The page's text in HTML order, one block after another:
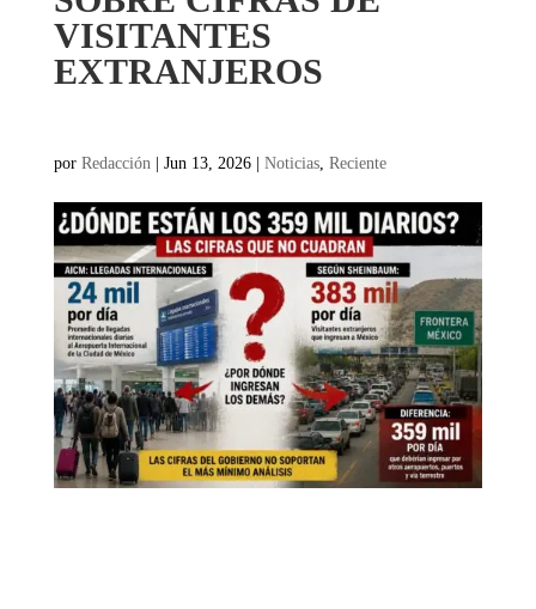
VISITANTES
EXTRANJEROS
por Redacción | Jun 13, 2026| Noticias, Reciente